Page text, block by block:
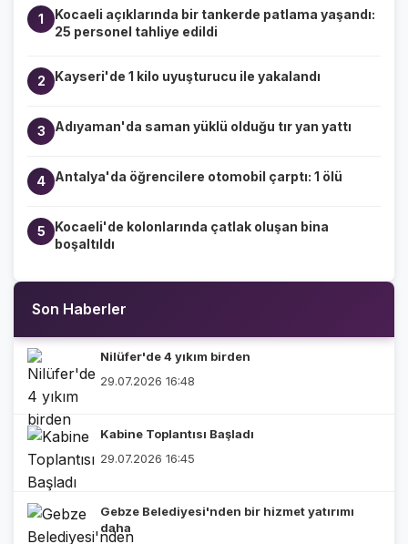
1
Kocaeli açıklarında bir tankerde patlama yaşandı:
25 personel tahliye edildi
2 Kayseri'de 1 kilo uyuşturucu ile yakalandı
3 Adıyaman'da saman yüklü olduğu tır yan yattı
4 Antalya'da öğrencilere otomobil çarptı: 1 ölü
5
Kocaeli'de kolonlarında çatlak oluşan bina
boşaltıldı
Son Haberler
Nilüfer'de 4 yıkım birden
29.07.2026 16:48
Kabine Toplantısı Başladı
29.07.2026 16:45
Gebze Belediyesi'nden bir hizmet yatırımı
daha